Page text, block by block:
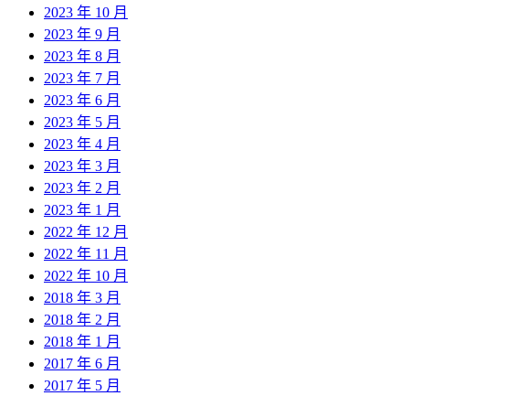
2023 年 10 月
2023 年 9 月
2023 年 8 月
2023 年 7 月
2023 年 6 月
2023 年 5 月
2023 年 4 月
2023 年 3 月
2023 年 2 月
2023 年 1 月
2022 年 12 月
2022 年 11 月
2022 年 10 月
2018 年 3 月
2018 年 2 月
2018 年 1 月
2017 年 6 月
2017 年 5 月